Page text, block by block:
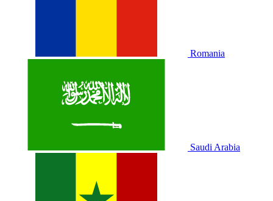
Romania
Saudi Arabia